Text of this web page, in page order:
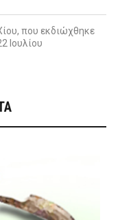
που εκδιώχθηκε
Ιουλίου